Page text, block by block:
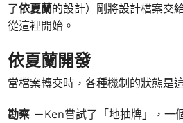
了依夏蘭的設計）剛將設計檔案交
從這裡開始。
依夏蘭 開發
當檔案轉交時，各種機制的狀態是
勘察 －Ken嘗試了「地抽牌」，一